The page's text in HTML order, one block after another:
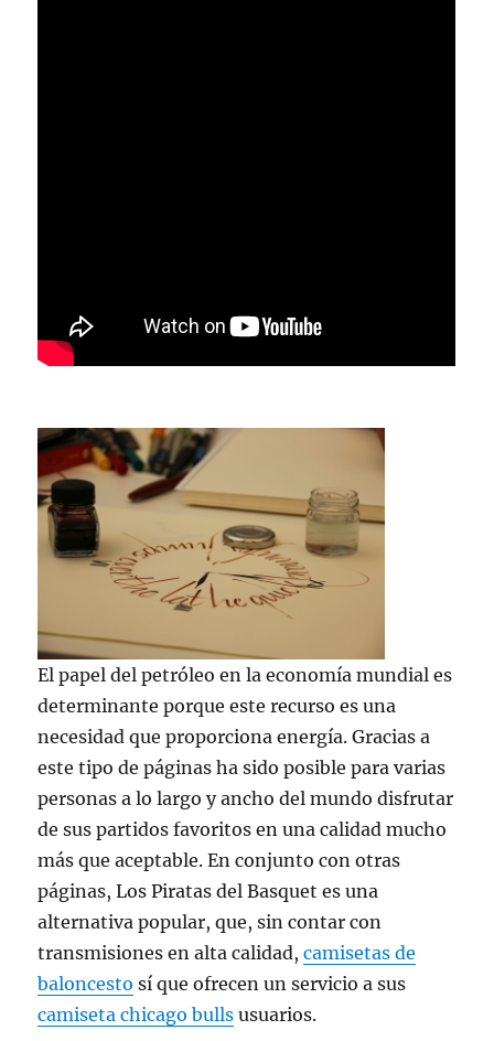
El papel del petróleo en la economía mundial es
determinante porque este recurso es una
necesidad que proporciona energía. Gracias a
este tipo de páginas ha sido posible para varias
personas a lo largo y ancho del mundo disfrutar
de sus partidos favoritos en una calidad mucho
más que aceptable. En conjunto con otras
páginas, Los Piratas del Basquet es una
alternativa popular, que, sin contar con
transmisiones en alta calidad,camisetas de
baloncesto sí que ofrecen un servicio a sus
camiseta chicago bulls usuarios.